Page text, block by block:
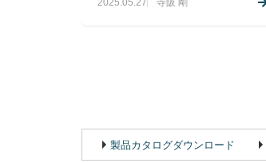
2025.05.27 寺阪 剛
製品カタログダウンロード